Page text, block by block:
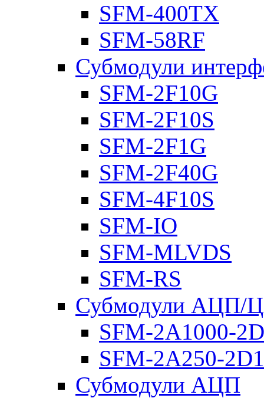
SFM-400TX
SFM-58RF
Субмодули
SFM-2F10G
SFM-2F10S
SFM-2F1G
SFM-2F40G
SFM-4F10S
SFM-IO
SFM-MLVDS
SFM-RS
Субмодули АЦП/
SFM-2A1000-
SFM-2A250-
Субмодули АЦП